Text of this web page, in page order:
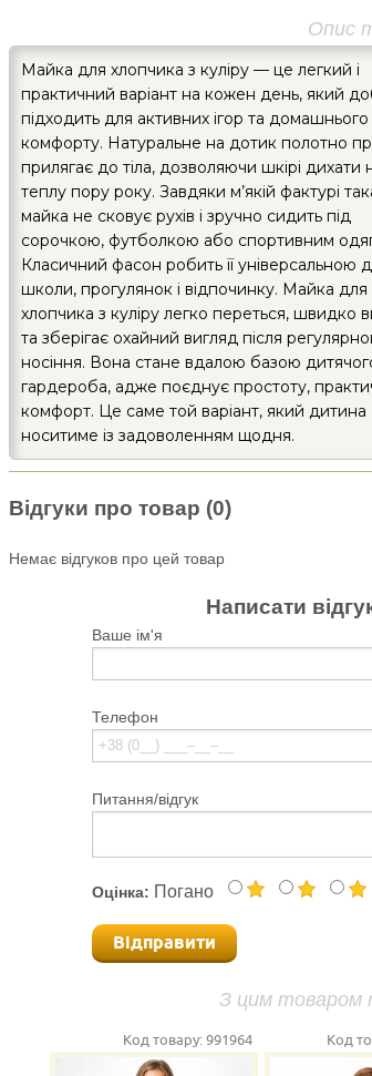
Опис
Майка для хлопчика з куліру — це легкий і
практичний варіант на кожен день, який
підходить для активних ігор та домашнього
комфорту. Натуральне на дотик полотно
прилягає до тіла, дозволяючи шкірі дихати
теплу пору року. Завдяки м’якій фактурі
майка не сковує рухів і зручно сидить під
сорочкою, футболкою або спортивним
Класичний фасон робить її універсальною
школи, прогулянок і відпочинку. Майка для
хлопчика з куліру легко переться, швидко
та зберігає охайний вигляд після
носіння. Вона стане вдалою базою
гардероба, адже поєднує простоту,
комфорт. Це саме той варіант, який дитина
носитиме із задоволенням щодня.
Відгуки про товар (0)
Немає відгуков про цей товар
Написати
Ваше ім'я
Телефон
Питання/відгук
Оцінка: Погано
Відправити
З цим товаром
Код товару:991964 Код